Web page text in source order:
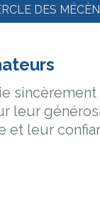
DES
leur
et leur